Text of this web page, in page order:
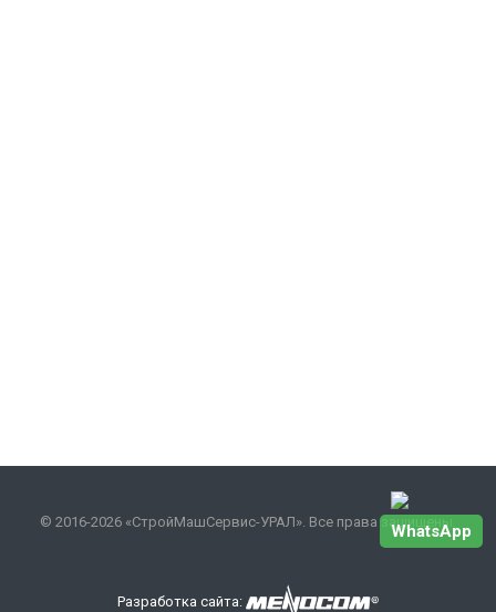
© 2016-2026 «СтройМашСервис-УРАЛ». Все права защищены.
Разработка сайта:
WhatsApp